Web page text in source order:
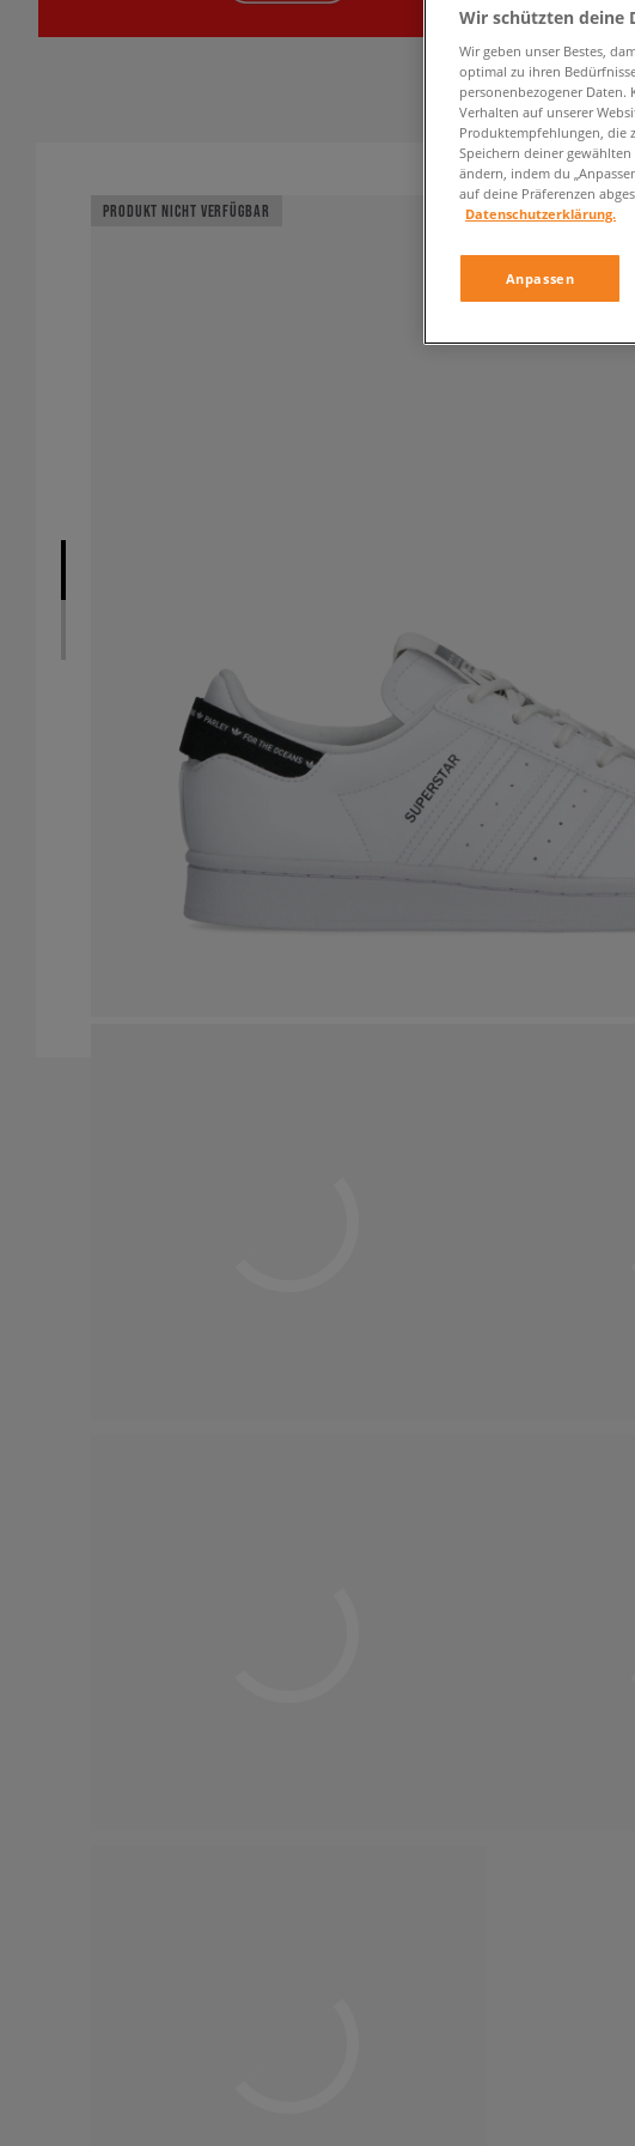
PRODUKT NICHT VERFÜGBAR
Wir schützten deine
Wir geben unser Bestes,
optimal zu ihren
personenbezogener
Verhalten auf unserer
Produktempfehlungen, die
Speichern deiner
ändern, indem du
auf deine Präferenzen
Datenschutzerklärung.
Anpassen